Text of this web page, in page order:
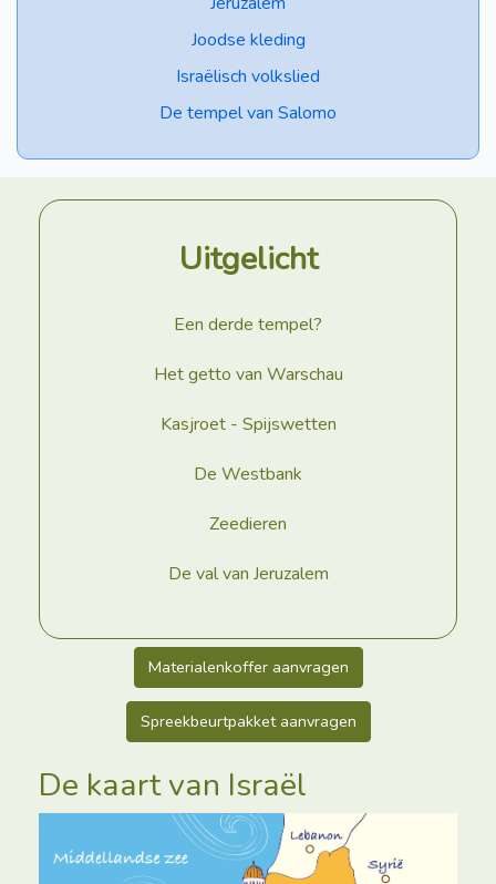
Joodse kleding
Israëlisch volkslied
De tempel van Salomo
Uitgelicht
Een derde tempel?
Het getto van Warschau
Kasjroet - Spijswetten
De Westbank
Zeedieren
De val van Jeruzalem
Materialenkoffer aanvragen
Spreekbeurtpakket aanvragen
De kaart van Israël